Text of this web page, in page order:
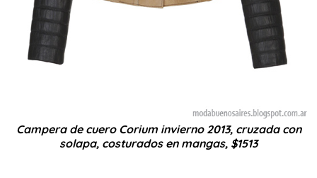
Campera de cuero Corium invierno 2013, cruzada con
solapa, costurados en mangas, $1513